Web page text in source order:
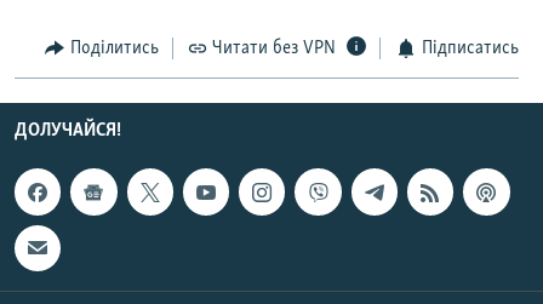
Поділитись Читати без VPN Підписатись
ДОЛУЧАЙСЯ!